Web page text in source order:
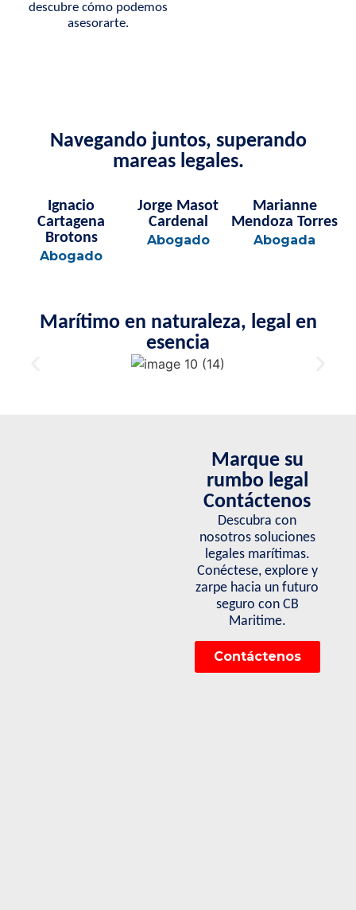
descubre cómo podemos
asesorarte.
Navegando juntos, superando
mareas legales.
Ignacio
Cartagena
Brotons
Abogado
Jorge Masot
Cardenal
Abogado
Marianne
Mendoza Torres
Abogada
Marítimo en naturaleza, legal en
esencia
Marque su
rumbo legal
Contáctenos
Descubra con
nosotros soluciones
legales marítimas.
Conéctese, explore y
zarpe hacia un futuro
seguro con CB
Maritime.
Contáctenos